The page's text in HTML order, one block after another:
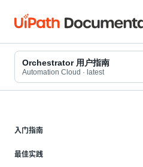
Orchestrator 用户指南
Automation Cloud · latest
入门指南
最佳实践